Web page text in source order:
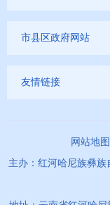
其他
建议提案办理
市县区政府网站
友情链接
网站地图
主办：红河哈尼族彝